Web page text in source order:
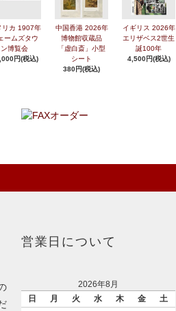
リカ 1907年
ームズタウ
ン博覧会
円(税込)
中国香港 2026年
博物館収蔵品
「虚白斎」小型
シート
380円(税込)
イギリス 2026年
エリザベス2世生
誕100年
4,500円(税込)
営業日について
2026年8月
日
月 火 水 木 金
土